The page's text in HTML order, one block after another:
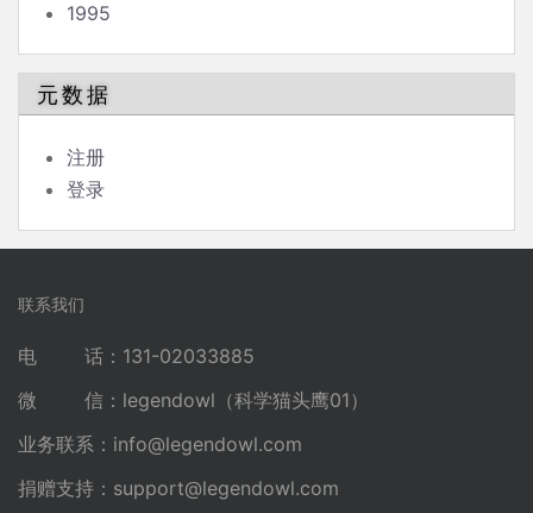
1995
元数据
注册
登录
联系我们
电 话：131-02033885
微 信：legendowl（科学猫头鹰01）
业务联系： info@legendowl.com
捐赠支持： support@legendowl.com